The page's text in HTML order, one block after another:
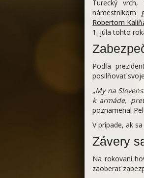
Turecký
námestníkom
Robertom
1. júla tohto
Podľa
posilňovať
„My na
k armáde,
poznamenal
V prípade, ak
Závery
Na rokovaní
zaoberať